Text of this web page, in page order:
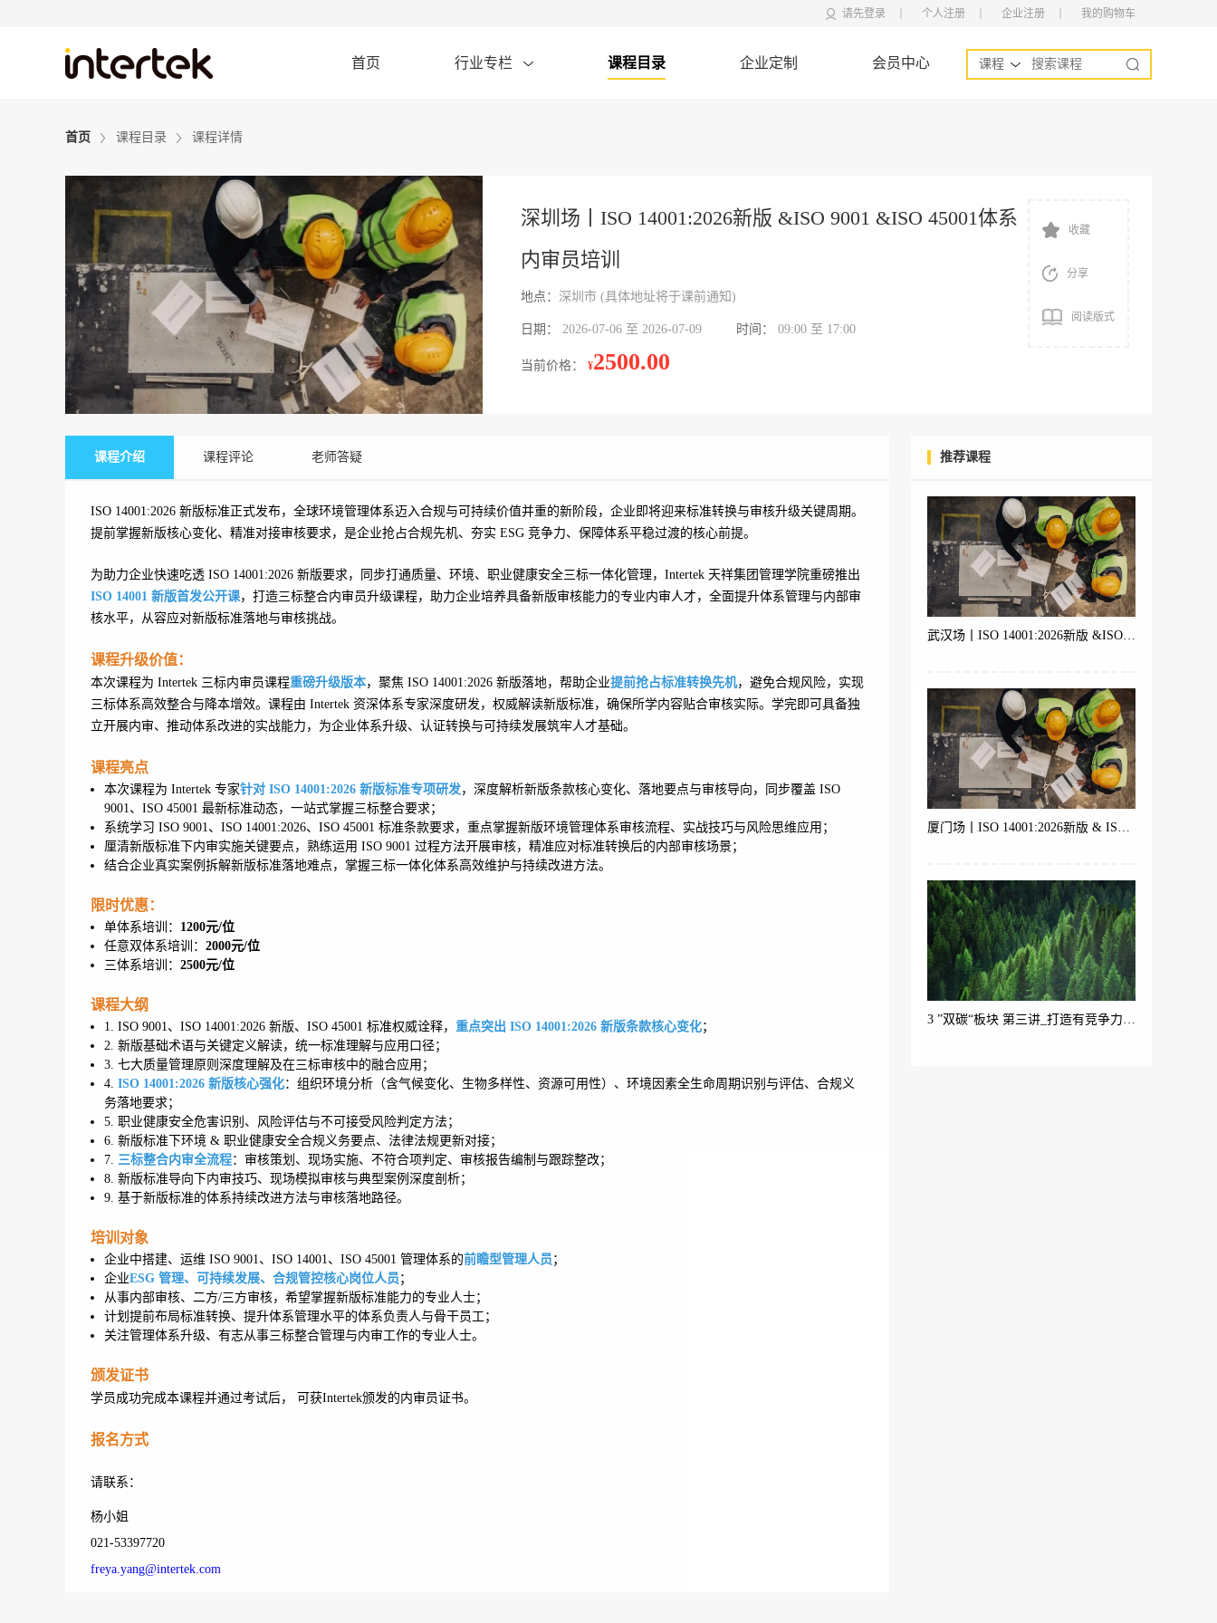
请先登录 个人注册 企业注册 我的购物车
首页 行业专栏 课程目录 企业定制 会员中心 课程
首页 课程目录 课程详情
深圳场丨ISO 14001:2026新版 &ISO 9001 &ISO 45001体系
内审员培训
地点： 深圳市 (具体地址将于课前通知)
日期： 2026-07-06 至 2026-07-09 时间： 09:00 至 17:00
当前价格： ¥2500.00
收藏
分享
阅读版式
课程介绍 课程评论 老师答疑
ISO 14001:2026 新版标准正式发布，全球环境管理体系迈入合规与可持续价值并重的新阶段，企业即将迎来标准转换与审核升级关键周期。
提前掌握新版核心变化、精准对接审核要求，是企业抢占合规先机、夯实 ESG 竞争力、保障体系平稳过渡的核心前提。
为助力企业快速吃透 ISO 14001:2026 新版要求，同步打通质量、环境、职业健康安全三标一体化管理，Intertek 天祥集团管理学院重磅推出
ISO 14001 新版首发公开课，打造三标整合内审员升级课程，助力企业培养具备新版审核能力的专业内审人才，全面提升体系管理与内部审
核水平，从容应对新版标准落地与审核挑战。
课程升级价值：
本次课程为 Intertek 三标内审员课程重磅升级版本，聚焦 ISO 14001:2026 新版落地，帮助企业提前抢占标准转换先机，避免合规风险，实现
三标体系高效整合与降本增效。课程由 Intertek 资深体系专家深度研发，权威解读新版标准，确保所学内容贴合审核实际。学完即可具备独
立开展内审、推动体系改进的实战能力，为企业体系升级、认证转换与可持续发展筑牢人才基础。
课程亮点
本次课程为 Intertek 专家针对 ISO 14001:2026 新版标准专项研发，深度解析新版条款核心变化、落地要点与审核导向，同步覆盖 ISO
9001、ISO 45001 最新标准动态，一站式掌握三标整合要求；
系统学习 ISO 9001、ISO 14001:2026、ISO 45001 标准条款要求，重点掌握新版环境管理体系审核流程、实战技巧与风险思维应用；
厘清新版标准下内审实施关键要点，熟练运用 ISO 9001 过程方法开展审核，精准应对标准转换后的内部审核场景；
结合企业真实案例拆解新版标准落地难点，掌握三标一体化体系高效维护与持续改进方法。
限时优惠：
单体系培训： 1200元/位
任意双体系培训： 2000元/位
三体系培训： 2500元/位
课程大纲
1. ISO 9001、ISO 14001:2026 新版、ISO 45001 标准权威诠释， 重点突出 ISO 14001:2026 新版条款核心变化；
2. 新版基础术语与关键定义解读，统一标准理解与应用口径；
3. 七大质量管理原则深度理解及在三标审核中的融合应用；
4. ISO 14001:2026 新版核心强化：组织环境分析（含气候变化、生物多样性、资源可用性）、环境因素全生命周期识别与评估、合规义
务落地要求；
5. 职业健康安全危害识别、风险评估与不可接受风险判定方法；
6. 新版标准下环境 & 职业健康安全合规义务要点、法律法规更新对接；
7. 三标整合内审全流程：审核策划、现场实施、不符合项判定、审核报告编制与跟踪整改；
8. 新版标准导向下内审技巧、现场模拟审核与典型案例深度剖析；
9. 基于新版标准的体系持续改进方法与审核落地路径。
培训对象
企业中搭建、运维 ISO 9001、ISO 14001、ISO 45001 管理体系的前瞻型管理人员 ；
企业ESG 管理、可持续发展、合规管控核心岗位人员 ；
从事内部审核、二方/三方审核，希望掌握新版标准能力的专业人士；
计划提前布局标准转换、提升体系管理水平的体系负责人与骨干员工；
关注管理体系升级、有志从事三标整合管理与内审工作的专业人士。
颁发证书
学员成功完成本课程并通过考试后， 可获Intertek颁发的内审员证书。
报名方式
请联系：
杨小姐
021-53397720
freya.yang@intertek.com
推荐课程
武汉场丨ISO 14001:2026新版 &ISO 9001 &ISO 45001体系内审员培训
厦门场丨ISO 14001:2026新版 & ISO 9001 体系内审员培训
3 ”双碳“板块 第三讲_打造有竞争力的绿色产品（产品碳足迹ISO 14067与生命周期理论）